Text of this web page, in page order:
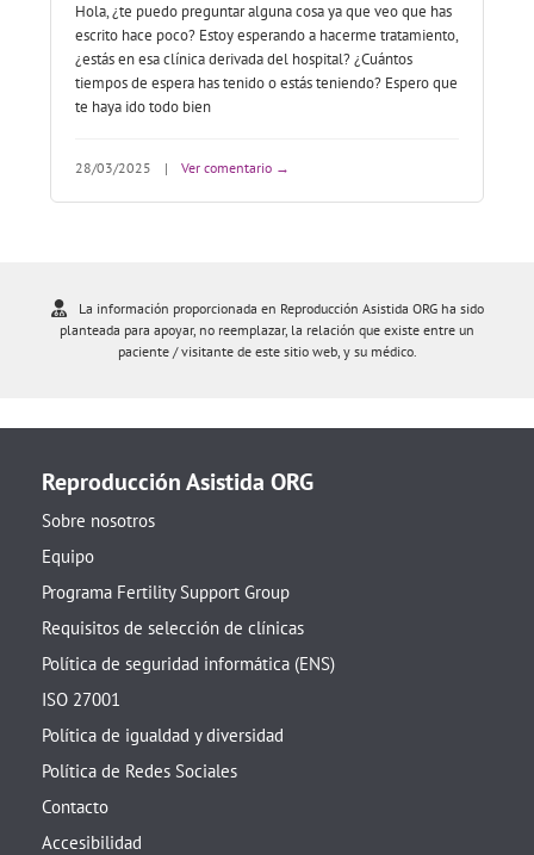
Hola, ¿te puedo preguntar alguna cosa ya que veo que has
escrito hace poco? Estoy esperando a hacerme tratamiento,
¿estás en esa clínica derivada del hospital? ¿Cuántos
tiempos de espera has tenido o estás teniendo? Espero que
te haya ido todo bien
28/03/2025 | Ver comentario →
La información proporcionada en Reproducción Asistida ORG ha sido
planteada para apoyar, no reemplazar, la relación que existe entre un
paciente / visitante de este sitio web, y su médico.
Reproducción Asistida ORG
Sobre nosotros
Equipo
Programa Fertility Support Group
Requisitos de selección de clínicas
Política de seguridad informática (ENS)
ISO 27001
Política de igualdad y diversidad
Política de Redes Sociales
Contacto
Accesibilidad